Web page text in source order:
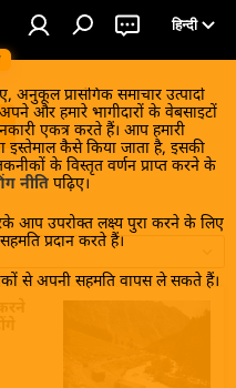
हिन्दी
अनुकूल प्रासंगिक समाचार उत्पादों
और हमारे भागीदारों के वेबसाइटों
एकत्र करते हैं। आप हमारी
कैसे किया जाता है, इसकी
के विस्तृत वर्णन प्राप्त करने के
नीति पढ़िए।
आप उपरोक्त लक्ष्य पुरा करने के लिए
प्रदान करते हैं।
से अपनी सहमति वापस ले सकते हैं।